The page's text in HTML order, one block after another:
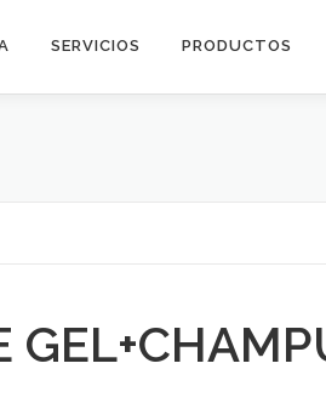
SERVICIOS PRODUCTOS